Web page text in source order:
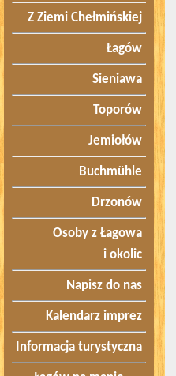
Z Ziemi Chełmińskiej
Łagów
Sieniawa
Toporów
Jemiołów
Buchmühle
Drzonów
Osoby z Łagowa
i okolic
Napisz do nas
Kalendarz imprez
Informacja turystyczna